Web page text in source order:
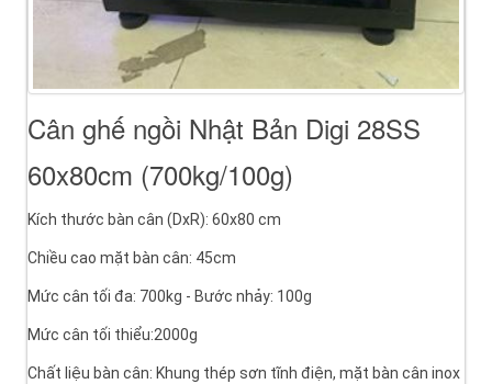
Cân ghế ngồi Nhật Bản Digi 28SS
60x80cm (700kg/100g)
Kích thước bàn cân (DxR): 60x80 cm
Chiều cao mặt bàn cân: 45cm
Mức cân tối đa: 700kg - Bước nhảy: 100g
Mức cân tối thiểu:2000g
Chất liệu bàn cân: Khung thép sơn tĩnh điện, mặt bàn cân inox